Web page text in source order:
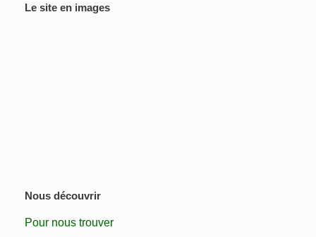
Le site en images
Nous découvrir
Pour nous trouver